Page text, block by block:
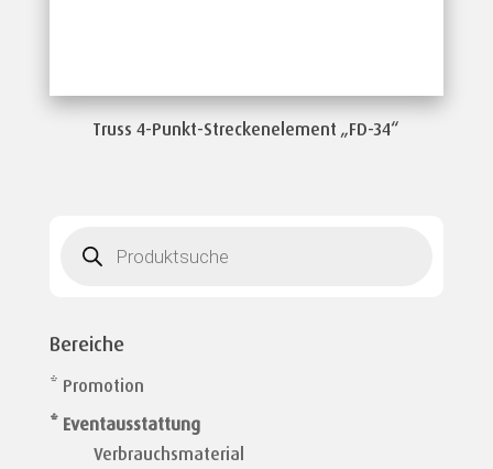
Truss 4-Punkt-Streckenelement „FD-34“
search
Bereiche
* Promotion
* Eventausstattung
Verbrauchsmaterial